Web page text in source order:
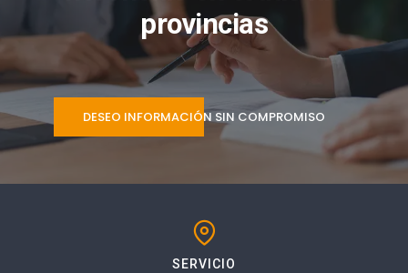
provincias
DESEO INFORMACIÓN SIN COMPROMISO
SERVICIO